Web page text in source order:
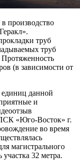
производство
труб
труб
Протяженность
(в зависимости от
единиц данной
и
«Юго-Восток» г.
во время
магистрального
32 метра.